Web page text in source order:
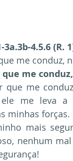
4.5.6 (R.
me conduz,
me
me
ele me leva a
minhas forças.
mais
nenhum